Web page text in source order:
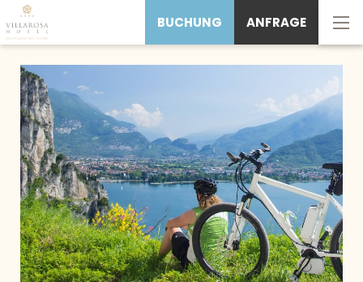
BUCHUNG ANFRAGE